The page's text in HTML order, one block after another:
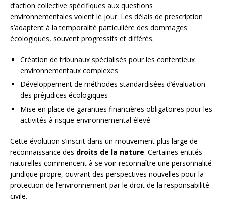
d’action collective spécifiques aux questions
environnementales voient le jour. Les délais de prescription
s’adaptent à la temporalité particulière des dommages
écologiques, souvent progressifs et différés.
Création de tribunaux spécialisés pour les contentieux
environnementaux complexes
Développement de méthodes standardisées d’évaluation
des préjudices écologiques
Mise en place de garanties financières obligatoires pour les
activités à risque environnemental élevé
Cette évolution s’inscrit dans un mouvement plus large de
reconnaissance des droits de la nature. Certaines entités
naturelles commencent à se voir reconnaître une personnalité
juridique propre, ouvrant des perspectives nouvelles pour la
protection de l’environnement par le droit de la responsabilité
civile.